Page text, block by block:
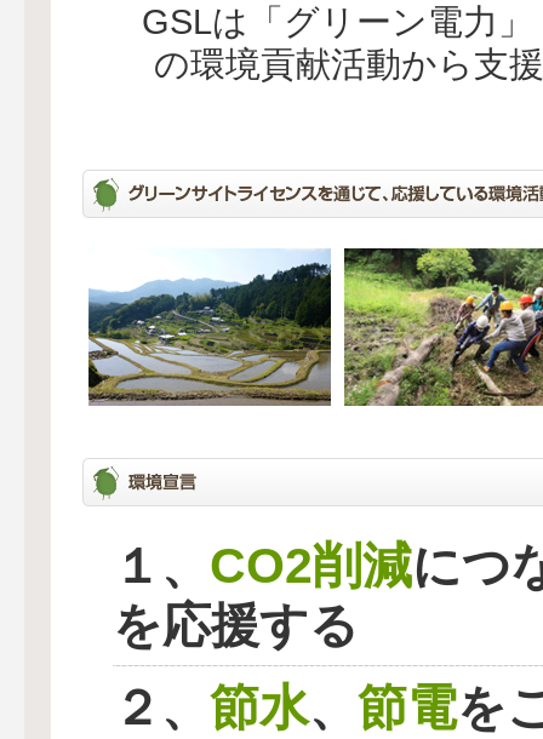
GSLは「グリーン電力
の環境貢献活動から支
１、 CO2削減につ
を応援する
２、 節水、 節電を